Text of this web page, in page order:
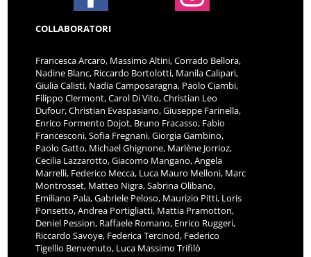
COLLABORATORI
Francesca Arcaro, Massimo Altini, Corrado Bellora,
Nadine Blanc, Riccardo Bortolotti, Manila Calipari,
Giulia Calisti, Nadia Camposaragna, Paolo Ciambi,
Filippo Clermont, Carol Di Vito, Christian Leo
Dufour, Christian Evaspasiano, Giuseppe Farinella,
Enrico Formento Dojot, Bruno Fracasso, Fabio
Francesconi, Sofia Fregnani, Giorgia Gambino,
Paolo Gatto, Michael Ghignone, Marlène Jorrioz,
Cecilia Lazzarotto, Giacomo Mangano, Angela
Marrelli, Federico Mecca, Luca Mauro Melloni, Marc
Montrosset, Matteo Nigra, Sabrina Olibano,
Emiliano Pala, Gabriele Peloso, Maurizio Pitti, Loris
Ponsetto, Andrea Portigliatti, Mattia Pramotton,
Deniel Pession, Raffaele Romano, Enrico Ruggeri,
Riccardo Savoye, Federica Tercinod, Federico
Tigellio Benvenuto, Luca Massimo Trifilò